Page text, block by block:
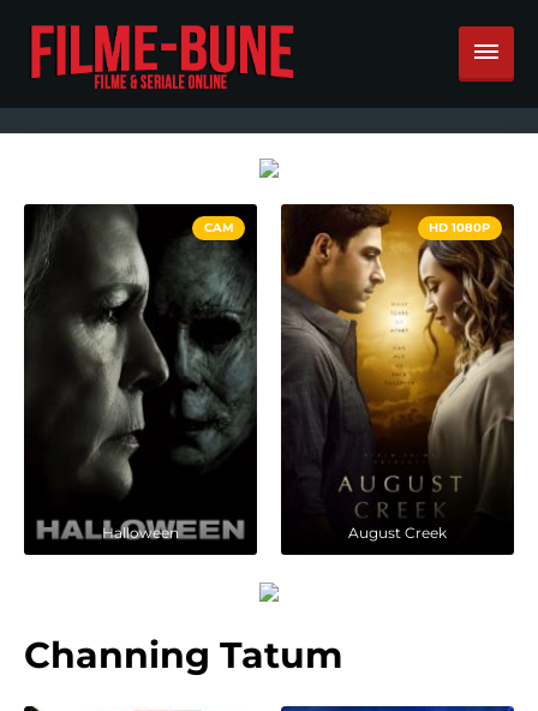
CAM
Halloween
HD 1080P
August Creek
Channing Tatum